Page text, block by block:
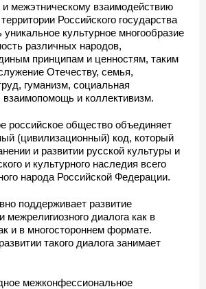
межэтническому взаимодействию
Российского государства
культурное многообразие
различных народов,
принципам и ценностям, таким
Отечеству, семья,
гуманизм, социальная
взаимопомощь и коллективизм.
российское общество объединяет
(цивилизационный) код, который
и развитии русской культуры и
и культурного наследия всего
народа Российской Федерации.
поддерживает развитие
межрелигиозного диалога как в
и в многостороннем формате.
такого диалога занимает
межконфессиональное